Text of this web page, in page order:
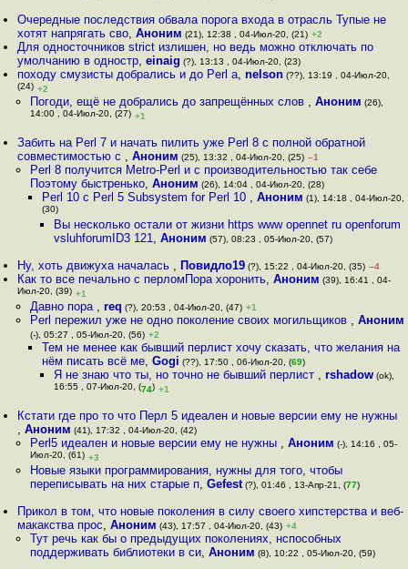
Очередные последствия обвала порога входа в отрасль Тупые не
хотят напрягать сво,Аноним (21), 12:38 , 04-Июл-20, (21) +2
Для односточников strict излишен, но ведь можно отключать по
умолчанию в одностр,einaig (?), 13:13 , 04-Июл-20, (23)
походу смузисты добрались и до Perl a,nelson (??), 13:19 , 04-Июл-20,
(24) +2
Погоди, ещё не добрались до запрещённых слов , Аноним (26),
14:00 , 04-Июл-20, (27) +1
Забить на Perl 7 и начать пилить уже Perl 8 с полной обратной
совместимостью с ,Аноним (25), 13:32 , 04-Июл-20, (25) –1
Perl 8 получится Metro-Perl и с производительностью так себе
Поэтому быстренько, Аноним (26), 14:04 , 04-Июл-20, (28)
Perl 10 с Perl 5 Subsystem for Perl 10 , Аноним (1), 14:18 , 04-Июл-20,
(30)
Вы несколько остали от жизни https www opennet ru openforum
vsluhforumID3 121,Аноним (57), 08:23 , 05-Июл-20, (57)
Ну, хоть движуха началась , Повидло19 (?), 15:22 , 04-Июл-20, (35) –4
Как то все печально с перломПора хоронить,Аноним (39), 16:41 , 04-
Июл-20, (39) +1
Давно пора , req (?), 20:53 , 04-Июл-20, (47) +1
Perl пережил уже не одно поколение своих могильщиков , Аноним
(-), 05:27 , 05-Июл-20, (56) +2
Тем не менее как бывший перлист хочу сказать, что желания на
нём писать всё ме, Gogi (??), 17:50 , 06-Июл-20, (69)
Я не знаю что ты, но точно не бывший перлист ,rshadow (ok),
16:55 , 07-Июл-20, (74) +1
Кстати где про то что Перл 5 идеален и новые версии ему не нужны
,Аноним (41), 17:32 , 04-Июл-20, (42)
Perl5 идеален и новые версии ему не нужны , Аноним (-), 14:16 , 05-
Июл-20, (61) +3
Новые языки программирования, нужны для того, чтобы
переписывать на них старые п, Gefest(?), 01:46 , 13-Апр-21, (77)
Прикол в том, что новые поколения в силу своего хипстерства и веб-
макакства прос,Аноним (43), 17:57 , 04-Июл-20, (43) +4
Тут речь как бы о предыдущих поколениях, нспособных
поддерживать библиотеки в си, Аноним (8), 10:22 , 05-Июл-20, (59)